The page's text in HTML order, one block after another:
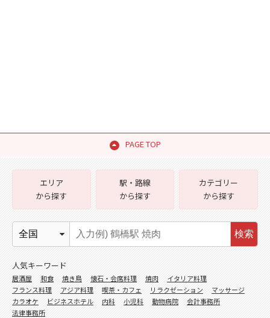
PAGE TOP
エリア
から探す
駅・路線
から探す
カテゴリー
から探す
検索
人気キーワード
居酒屋 和食 焼き鳥 懐石・会席料理 焼肉
イタリア料理
フランス料理
アジア料理 喫茶・カフェ リラクゼーション
マッサージ
カラオケ
ビジネスホテル 内科 小児科 動物病院
会計事務所
法律事務所